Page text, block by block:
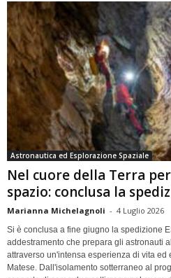
Astronautica ed Esplorazione Spaziale
Nel cuore della Terra
spazio: conclusa la
Marianna Michelagnoli - 4 Luglio 2026
Si è conclusa a fine giugno la spedizione
addestramento che prepara gli astronauti
attraverso un'intensa esperienza di vita ed
Matese. Dall'isolamento sotterraneo al